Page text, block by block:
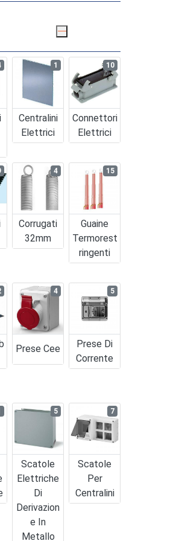
Centralini
Elettrici
1
Connettori
Elettrici
10
Corrugati
32mm
4
Guaine
Termorest
Ringenti
15
Prese Cee
4
Prese Di
Corrente
5
Scatole
Elettriche
Di
Derivazion
E In
Metallo
5
Scatole
Per
Centralini
7